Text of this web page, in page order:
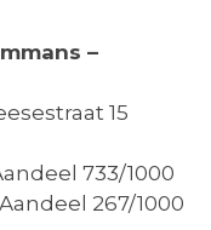
–
15
733/1000
267/1000